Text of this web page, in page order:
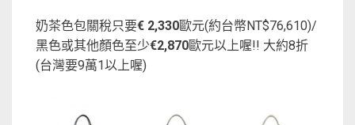
奶茶色包關稅只要€ 2,330歐元(約台幣NT$76,610)/
黑色或其他顏色至少€2,870歐元以上喔!! 大約8折
(台灣要9萬1以上喔)